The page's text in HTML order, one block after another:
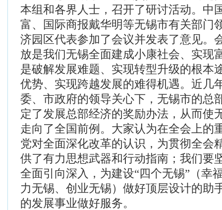
本组和各界人士，召开了研讨活动。中
富、国际商报戴华明等无锡市有关部门
济园区代表参加了会议并发表了意见。
放是我们无锡全面建成小康社会、实现
是破解发展难题、实现转型升级的根本
优势、实现跨越发展的难得机遇。近几
委、市政府的领导关心下，无锡市的总
定了发展总部经济的奖励办法，从而使
走向了全国前例。大家认为在全会上的
党对全面深化改革的认识，为贯彻全会
供了有力思想武器和行动指南；我们要
全面引向深入，为建设“四个无锡”（幸
力无锡、创业无锡）做好顶层设计的助
的发展事业做好服务。